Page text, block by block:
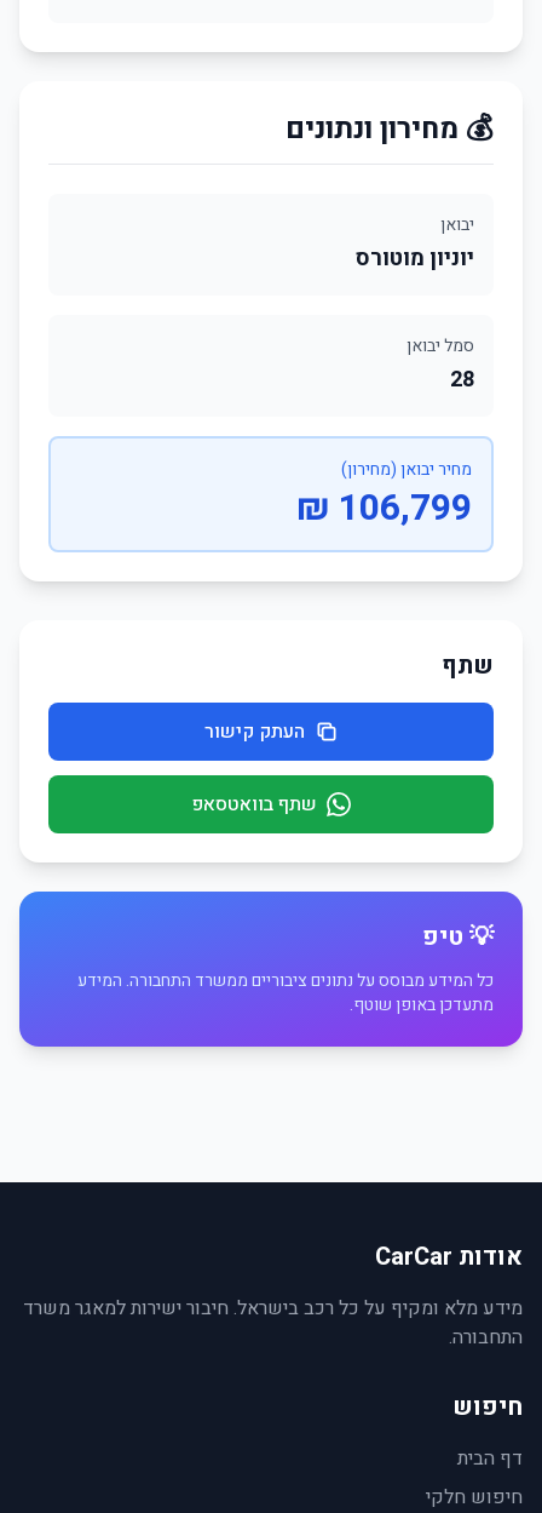
💰 מחירון ונתונים
יבואן
יוניון מוטורס
סמל יבואן
28
מחיר יבואן (מחירון)
106,799 ₪
שתף
העתק קישור
שתף בוואטסאפ
💡 טיפ
כל המידע מבוסס על נתונים ציבוריים ממשרד התחבורה. המידע
מתעדכן באופן שוטף.
אודות CarCar
מידע מלא ומקיף על כל רכב בישראל. חיבור ישירות למאגר משרד
התחבורה.
חיפוש
דף הבית
חיפוש חלקי